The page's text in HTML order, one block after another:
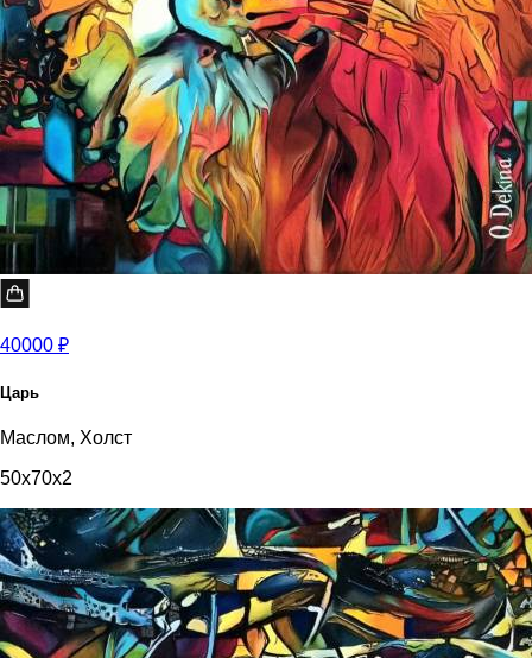
40000 ₽
Царь
Маслом, Холст
50x70x2